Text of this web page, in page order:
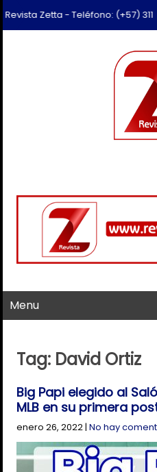
Zetta - Teléfono: (+57) 311
Menu
Tag: David Ortiz
Big Papi elegido al
MLB en su primera
enero 26, 2022|No hay